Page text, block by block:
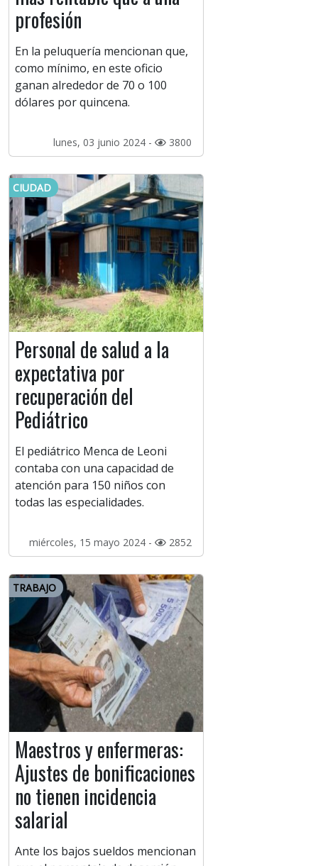
profesión
En la peluquería mencionan que,
como mínimo, en este oficio
ganan alrededor de 70 o 100
dólares por quincena.
lunes, 03 junio 2024 - 3800
CIUDAD
Personal de salud a la
expectativa por
recuperación del
Pediátrico
El pediátrico Menca de Leoni
contaba con una capacidad de
atención para 150 niños con
todas las especialidades.
miércoles, 15 mayo 2024 - 2852
TRABAJO
Maestros y enfermeras:
Ajustes de bonificaciones
no tienen incidencia
salarial
Ante los bajos sueldos mencionan